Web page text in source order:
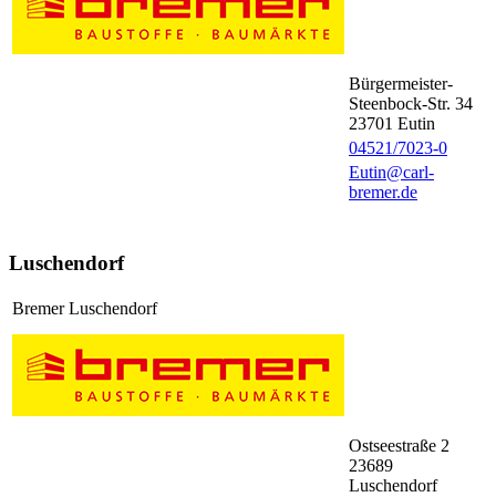
Bürgermeister-
Steenbock-Str. 34
23701 Eutin
04521/7023-0
Eutin@carl-
bremer.de
Luschendorf
Bremer Luschendorf
Ostseestraße 2
23689
Luschendorf